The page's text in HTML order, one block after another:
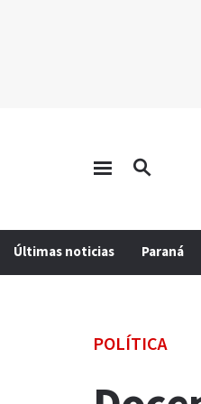
Últimas noticias Paraná
POLÍTICA